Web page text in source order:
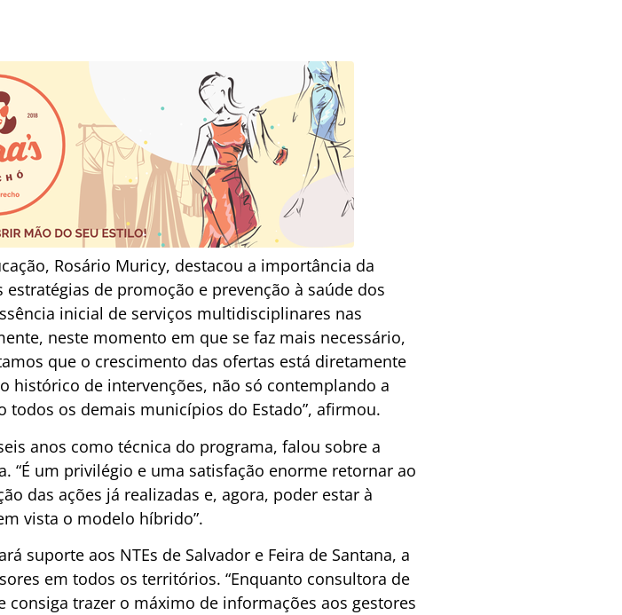
Rosário Muricy, destacou a importância da
de promoção e prevenção à saúde dos
inicial de serviços multidisciplinares nas
neste momento em que se faz mais necessário,
que o crescimento das ofertas está diretamente
histórico de intervenções, não só contemplando a
todos os demais municípios do Estado”, afirmou.
anos como técnica do programa, falou sobre a
“É um privilégio e uma satisfação enorme retornar ao
das ações já realizadas e, agora, poder estar à
vista o modelo híbrido”.
suporte aos NTEs de Salvador e Feira de Santana, a
em todos os territórios. “Enquanto consultora de
consiga trazer o máximo de informações aos gestores